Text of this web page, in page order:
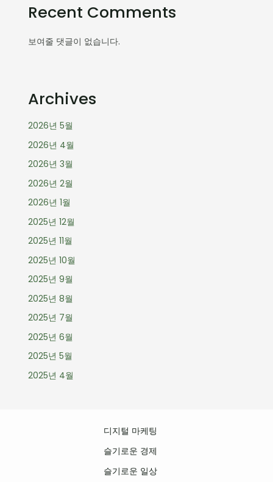
Recent Comments
보여줄 댓글이 없습니다.
Archives
2026년 5월
2026년 4월
2026년 3월
2026년 2월
2026년 1월
2025년 12월
2025년 11월
2025년 10월
2025년 9월
2025년 8월
2025년 7월
2025년 6월
2025년 5월
2025년 4월
디지털 마케팅
슬기로운 경제
슬기로운 일상